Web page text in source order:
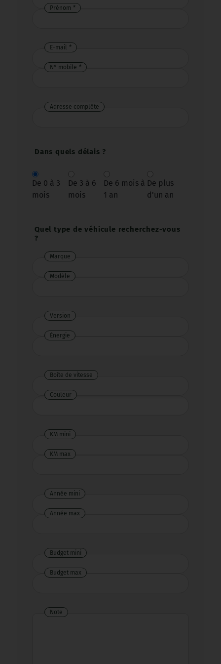
Prénom
E-mail
N° mobile
Adresse complète
Dans quels délais ?
De 0 à 3
mois
De 3 à 6
mois
De 6 mois à
1 an
De plus
d'un an
Quel type de véhicule recherchez-vous
?
Marque
Marque
Modèle
Version
Énergie
Énergie
Boîte de vitesse
Boîte
Couleur
Couleur
KM mini
KM max
Année mini
Année max
Budget mini
Budget max
Note